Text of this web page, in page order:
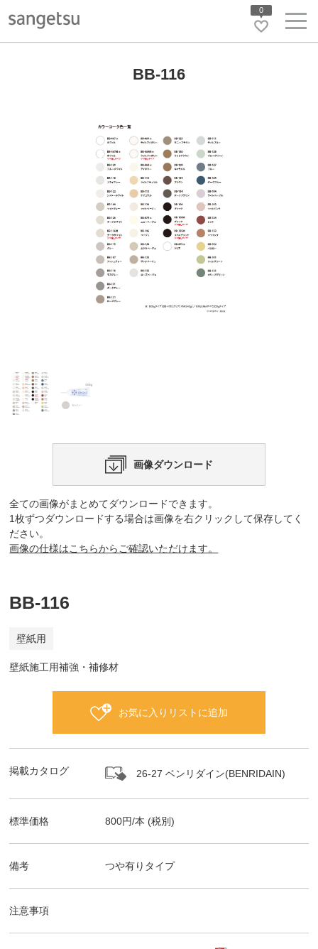
0
BB-116
画像ダウンロード
全ての画像がまとめてダウンロードできます。
1枚ずつダウンロードする場合は画像を右クリックして保存してく
ださい。
画像の仕様はこちらからご確認いただけます。
BB-116
壁紙用
壁紙施工用補強・補修材
お気に入りリストに追加
掲載カタログ 26-27 ベンリダイン(BENRIDAIN)
標準価格 800円/本 (税別)
備考 つや有りタイプ
注意事項